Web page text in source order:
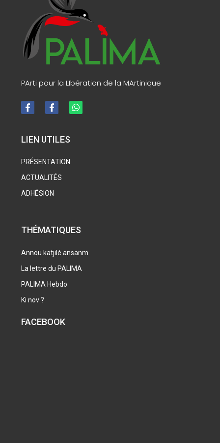
PArti pour la LIbération de la MArtinique
LIEN UTILES
PRÉSENTATION
ACTUALITÉS
ADHÉSION
THÉMATIQUES
Annou katjilé ansanm
La lettre du PALIMA
PALIMA Hebdo
Ki nov ?
FACEBOOK